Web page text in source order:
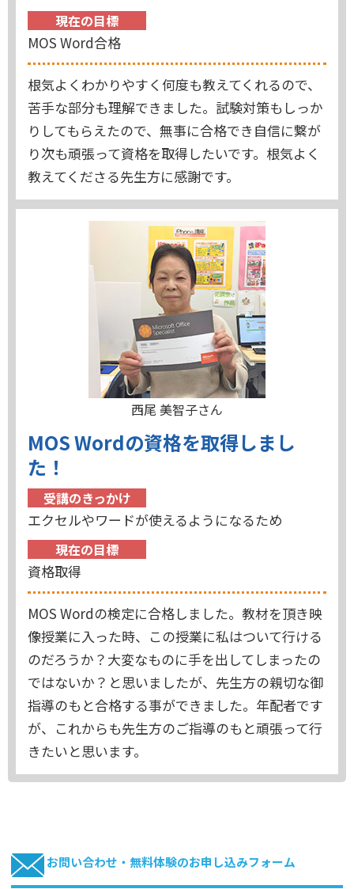
現在の目標
MOS Word合格
根気よくわかりやすく何度も教えてくれるので、
苦手な部分も理解できました。試験対策もしっか
りしてもらえたので、無事に合格でき自信に繋が
り次も頑張って資格を取得したいです。根気よく
教えてくださる先生方に感謝です。
西尾 美智子さん
MOS Wordの資格を取得しまし
た！
受講のきっかけ
エクセルやワードが使えるようになるため
現在の目標
資格取得
MOS Wordの検定に合格しました。教材を頂き映
像授業に入った時、この授業に私はついて行ける
のだろうか？大変なものに手を出してしまったの
ではないか？と思いましたが、先生方の親切な御
指導のもと合格する事ができました。年配者です
が、これからも先生方のご指導のもと頑張って行
きたいと思います。
お問い合わせ・無料体験のお申し込みフォーム